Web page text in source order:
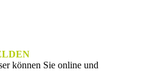
können Sie online und